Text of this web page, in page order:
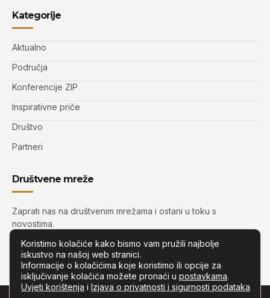
Kategorije
Aktualno
Područja
Konferencije ZIP
Inspirativne priče
Društvo
Partneri
Društvene mreže
Zaprati nas na društvenim mrežama i ostani u toku s
novostima.
Koristimo kolačiće kako bismo vam pružili najbolje
iskustvo na našoj web stranici.
Informacije o kolačićima koje koristimo ili opcije za
isključivanje kolačića možete pronaći u postavkama.
Uvjeti korištenja i Izjava o privatnosti i sigurnosti podataka